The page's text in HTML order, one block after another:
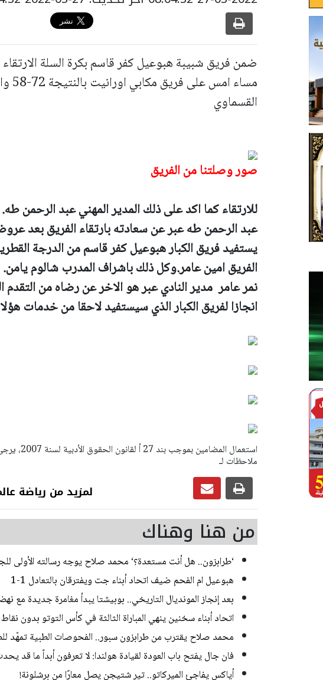
ضمن فريق شبيبة هبوعيل كفر قاسم بكرة السلة
القسماوي
صور وصلتنا من الفريق
للارتقاء كما اكد على ذلك المدير المهني عبد الرحمن طه.
عبد الرحمن طه عبر عن سعادته بارتقاء الفريق بعد
يستفيد فريق الكبار هبوعيل كفر قاسم من الدرجة
الفريق امين عامر.وكل ذلك باشراف المدرب شالوم يامن.
نمر عامر مدير النادي عبر هو الاخر عن رضاه من التقدم
انجازا لفريق الكبار الذي سيستفيد لاحقا من خدمات
استعمال المضامين بموجب بند
ملاحظات لـ
لمزيد من رياضة عالمية ٫ رياضة محلية
من هنا وهناك
‘طرابزون.. هل أنت مستعدة؟‘ محمد صلاح يوجه رسالته الأولى
هبوعيل ام الفحم ضيف اتحاد أبناء جت ويفترقان بالتعادل 1-1
بعد إنجاز المونديال التاريخي.. بوبيشتا يبدأ مغامرة جديدة مع
اتحاد أبناء سخنين ينهي المباراة الثالثة في كأس التوتو بدون نقاط
محمد صلاح يقترب من طرابزون سبور.. الفحوصات الطبية تمهّد
فان جال يفتح باب العودة لقيادة هولندا: لا تعرفون أبداً ما قد
أياكس يفاجئ الميركاتو.. تير شتيجن يصل معارًا من برشلونة!